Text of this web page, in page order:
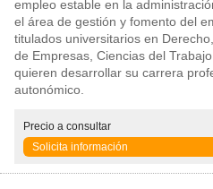
empleo estable en la
el área de gestión y fomento del
titulados universitarios en
de Empresas, Ciencias del
quieren desarrollar su carrera
autonómico.
Precio a consultar
Solicita información